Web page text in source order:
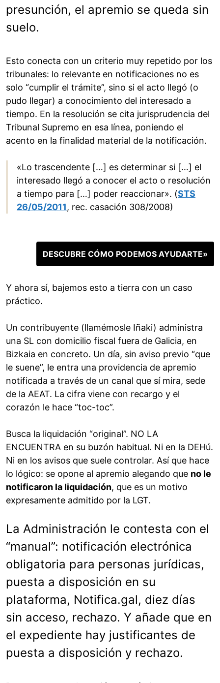
presunción, el apremio se queda sin
suelo.
Esto conecta con un criterio muy repetido por los
tribunales: lo relevante en notificaciones no es
solo “cumplir el trámite”, sino si el acto llegó (o
pudo llegar) a conocimiento del interesado a
tiempo. En la resolución se cita jurisprudencia del
Tribunal Supremo en esa línea, poniendo el
acento en la finalidad material de la notificación.
«Lo trascendente […] es determinar si […] el
interesado llegó a conocer el acto o resolución
a tiempo para […] poder reaccionar». (STS
26/05/2011, rec. casación 308/2008)
DESCUBRE CÓMO PODEMOS AYUDARTE»
Y ahora sí, bajemos esto a tierra con un caso
práctico.
Un contribuyente (llamémosle Iñaki) administra
una SL con domicilio fiscal fuera de Galicia, en
Bizkaia en concreto. Un día, sin aviso previo “que
le suene”, le entra una providencia de apremio
notificada a través de un canal que sí mira, sede
de la AEAT. La cifra viene con recargo y el
corazón le hace “toc-toc”.
Busca la liquidación “original”. NO LA
ENCUENTRA en su buzón habitual. Ni en la DEHú.
Ni en los avisos que suele controlar. Así que hace
lo lógico: se opone al apremio alegando que no le
notificaron la liquidación, que es un motivo
expresamente admitido por la LGT.
La Administración le contesta con el
“manual”: notificación electrónica
obligatoria para personas jurídicas,
puesta a disposición en su
plataforma, Notifica.gal, diez días
sin acceso, rechazo. Y añade que en
el expediente hay justificantes de
puesta a disposición y rechazo.